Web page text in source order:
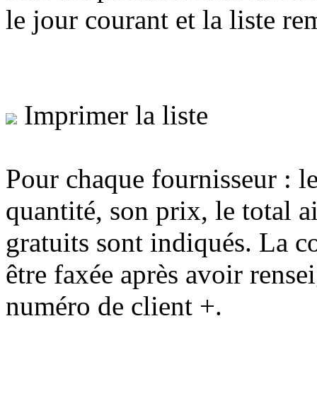
le jour courant et la liste
Imprimer la liste
Pour chaque fournisseur :
quantité, son prix, le total
gratuits sont indiqués. La
être faxée après avoir
numéro de client +.